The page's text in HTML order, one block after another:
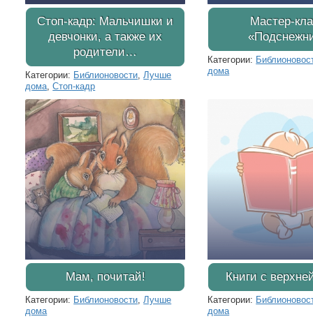
Стоп-кадр: Мальчишки и
девчонки, а также их
родители…
Категории: Библионовости,Лучше
дома,Стоп-кадр
Мастер-
Категории:
дома
Мам, почитай!
Категории: Библионовости,Лучше
дома
Книги с
Категории:
дома